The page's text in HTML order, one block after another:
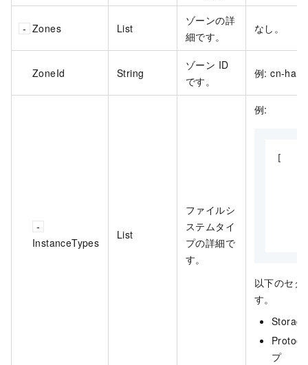
Zones List
ゾーンの詳
細です。
なし。
ZoneId String
ゾーン ID
です。
例: cn-
InstanceTypes
List
ファイルシ
ステムタイ
プの詳細で
す。
例:
[
以下のセク
す。
プ